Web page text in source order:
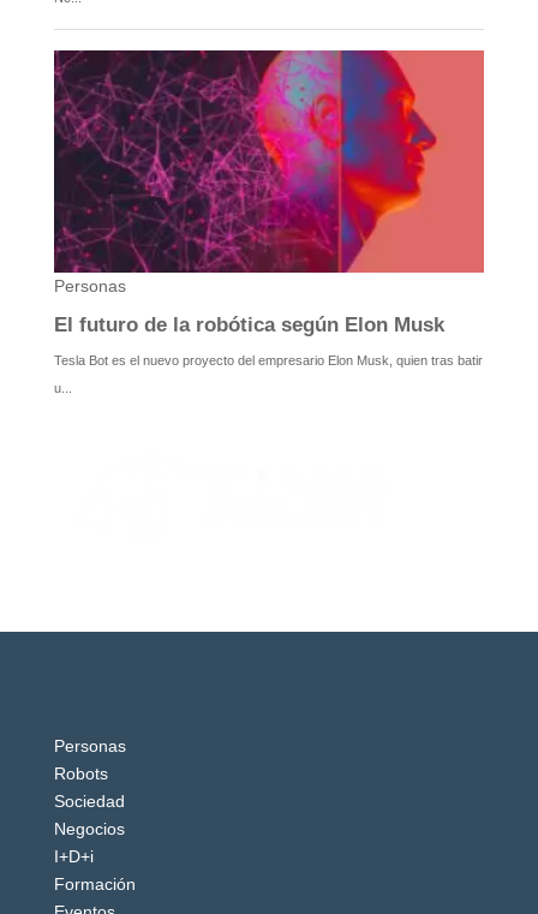
Personas
Robots
Sociedad
Negocios
I+D+i
Formación